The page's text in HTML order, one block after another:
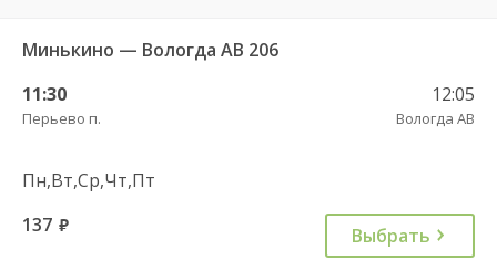
Минькино — Вологда АВ 206
11:30
Перьево п.
12:05
Вологда АВ
Пн,Вт,Ср,Чт,Пт
137 руб. Выбрать